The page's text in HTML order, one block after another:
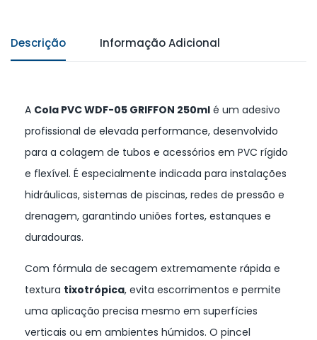
Descrição Informação Adicional
A Cola PVC WDF-05 GRIFFON 250ml é um adesivo
profissional de elevada performance, desenvolvido
para a colagem de tubos e acessórios em PVC rígido
e flexível. É especialmente indicada para instalações
hidráulicas, sistemas de piscinas, redes de pressão e
drenagem, garantindo uniões fortes, estanques e
duradouras.
Com fórmula de secagem extremamente rápida e
textura tixotrópica, evita escorrimentos e permite
uma aplicação precisa mesmo em superfícies
verticais ou em ambientes húmidos. O pincel